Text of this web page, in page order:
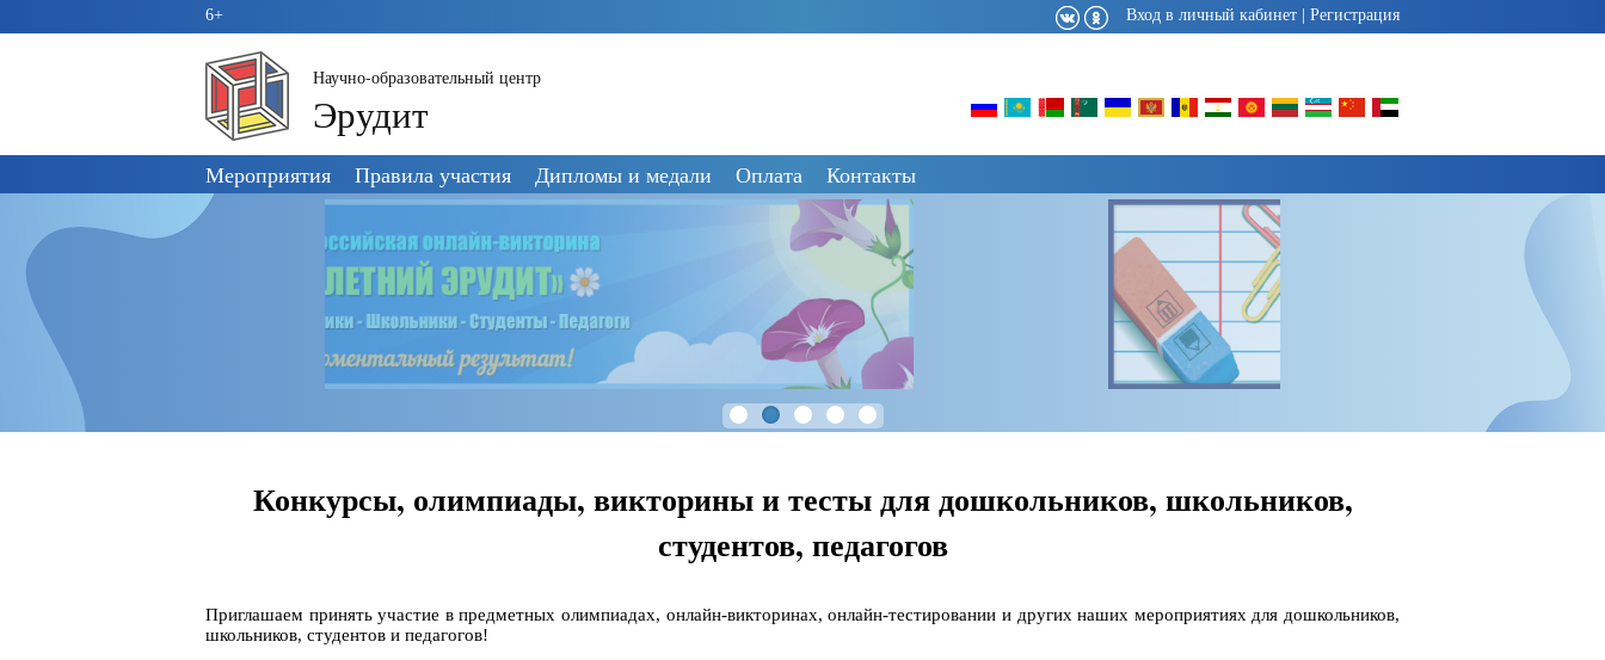
6+ Вход в личный кабинет Регистрация
Научно-образовательный центр
Эрудит
Пропустить
навигацию
Мероприятия Правила участия Дипломы и медали Оплата Контакты
Конкурсы, олимпиады, викторины и тесты для дошкольников, школьников,
студентов, педагогов
Приглашаем принять участие в предметных олимпиадах, онлайн-викторинах, онлайн-тестировании и других наших мероприятиях для дошкольников,
школьников, студентов и педагогов!